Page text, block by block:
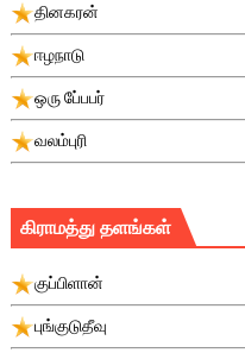
தினகரன்
ஈழநாடு
ஒரு பே்பபர்
வலம்புரி
கிராமத்து தளங்கள்
குப்பிளான்
புங்குடுதீவு